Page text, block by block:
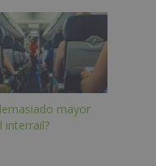
mayor
interrail?